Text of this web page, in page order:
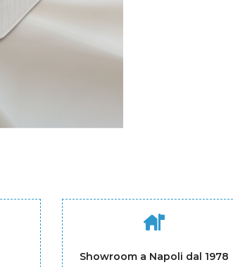
Showroom a Napoli dal 1978